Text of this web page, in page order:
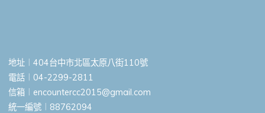
地址︱404台中市北區太原八街110號
電話︱04-2299-2811
信箱︱ encountercc2015@gmail.com
統一編號︱88762094